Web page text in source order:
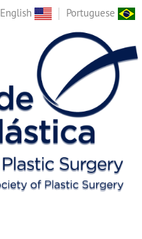
English Portuguese